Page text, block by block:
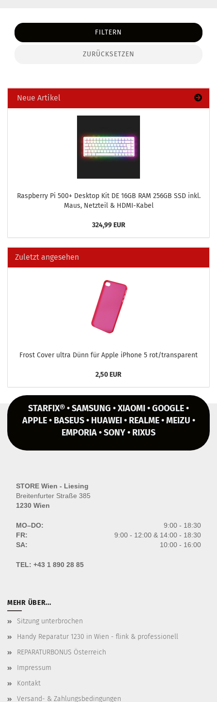
FILTERN
ZURÜCKSETZEN
Neue Artikel
Raspber­ry Pi 500+ Desk­top Kit DE 16GB RAM 256GB SSD inkl.
Maus, Netz­teil & HDMI-​Kabel
324,99 EUR
Zuletzt angesehen
Frost Cover ultra Dünn für Apple iPho­ne 5 rot/trans­pa­rent
2,50 EUR
STARFIX® • SAMSUNG • XIAOMI • GOOGLE •
APPLE • BASEUS • HUAWEI • REALME • MEIZU •
EMPORIA • SONY • RIXUS
STORE Wien - Liesing
Breitenfurter Straße 385
1230 Wien
MO–DO:
9:00 - 18:30
FR:
9:00 - 12:00 & 14:00 - 18:30
SA:
10:00 - 16:00
TEL: +43 1 890 28 85
MEHR ÜBER...
Sitzung unterbrochen
Handy Reparatur 1230 in Wien - flink & professionell
REPARATURBONUS Österreich
Impressum
Kontakt
Versand- & Zahlungsbedingungen